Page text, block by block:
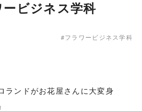
ビジネス学科
#フラワービジネス学科
ランドがお花屋さんに大変身